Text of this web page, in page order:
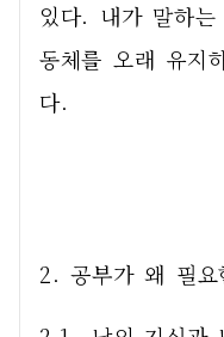
있다. 내가 말하
동체를 오래 유지
다.
2. 공부가 왜 필요